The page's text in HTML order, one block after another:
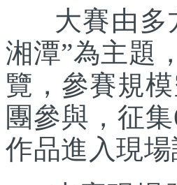
大賽由多
湘潭”為主題
覽，參賽規
團參與，征
作品進入現